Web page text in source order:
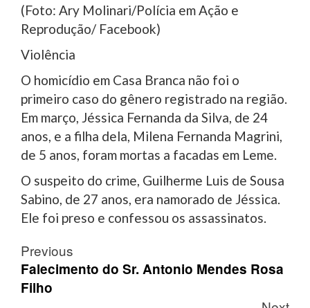
(Foto: Ary Molinari/Polícia em Ação e
Reprodução/ Facebook)
Violência
O homicídio em Casa Branca não foi o
primeiro caso do gênero registrado na região.
Em março, Jéssica Fernanda da Silva, de 24
anos, e a filha dela, Milena Fernanda Magrini,
de 5 anos, foram mortas a facadas em Leme.
O suspeito do crime, Guilherme Luis de Sousa
Sabino, de 27 anos, era namorado de Jéssica.
Ele foi preso e confessou os assassinatos.
Post
navigation
Previous
Falecimento do Sr. Antonio Mendes Rosa
Filho